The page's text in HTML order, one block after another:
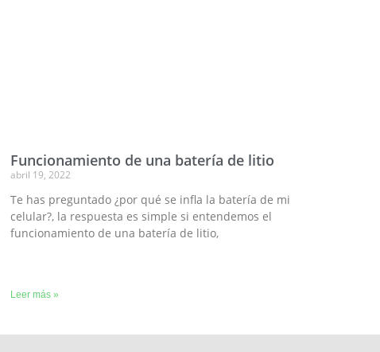
Funcionamiento de una batería de litio
abril 19, 2022
Te has preguntado ¿por qué se infla la batería de mi
celular?, la respuesta es simple si entendemos el
funcionamiento de una batería de litio,
Leer más »